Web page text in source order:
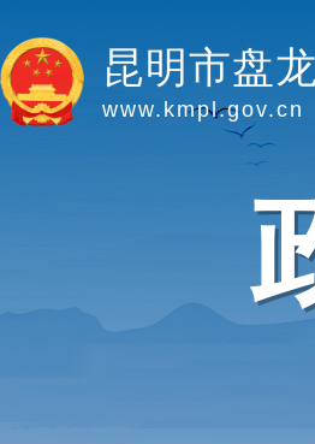
昆明市盘
www.kmpl.gov.cn